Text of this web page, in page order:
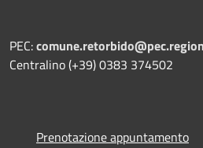
PEC:
Centralino (+39) 0383 374502
Prenotazione appuntamento